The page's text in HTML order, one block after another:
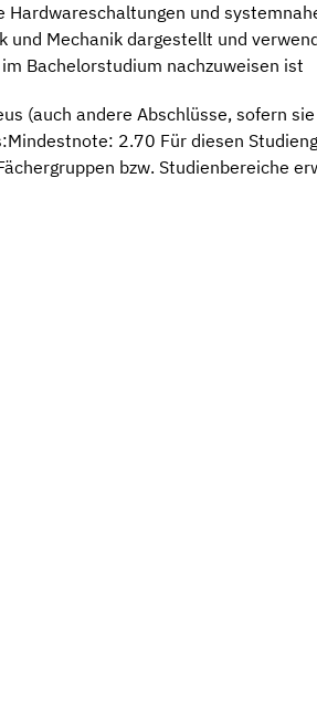
und
Mechanik dargestellt und
Bachelorstudium nachzuweisen ist
(auch andere Abschlüsse, sofern
2.70 Für diesen
bzw. Studienbereiche